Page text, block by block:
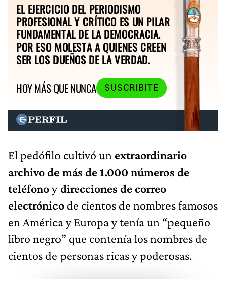
EL EJERCICIO DEL PERIODISMO
PROFESIONAL Y CRÍTICO ES UN PILAR
FUNDAMENTAL DE LA DEMOCRACIA.
POR ESO MOLESTA A QUIENES CREEN
SER LOS DUEÑOS DE LA VERDAD.
HOY MÁS QUE NUNCA
SUSCRIBITE
El pedófilo cultivó un extraordinario
archivo de más de 1.000 números de
teléfonoydirecciones de correo
electrónico de cientos de nombres famosos
en América y Europa y tenía un “pequeño
libro negro” que contenía los nombres de
cientos de personas ricas y poderosas.